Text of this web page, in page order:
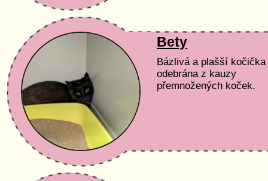
Bety
Bázlivá a plašší kočička
odebrána z kauzy
přemnožených koček.